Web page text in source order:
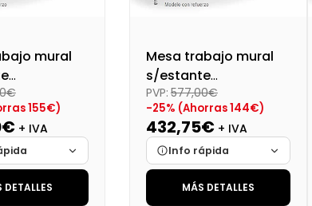
mural
155€)
+ IVA
Cargando…
DETALLES
Mesa trabajo mural
s/estante
desmontado
Dim:1700X600X850
Mm
PVP: 577,00€
-25% (Ahorras 144€)
432,75€ + IVA
Info rápida
Marca
Cargando…
MÁS DETALLES